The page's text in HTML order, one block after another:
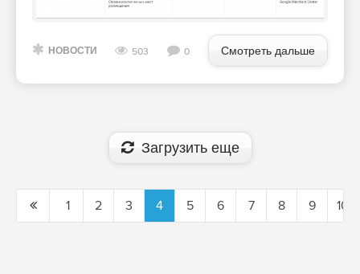
НОВОСТИ 503 0 Смотреть дальше
Загрузить еще
1 2 3 4 5 6 7 8 9 10